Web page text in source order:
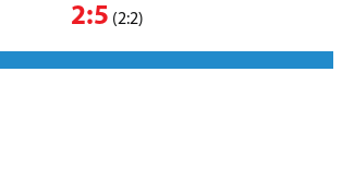
2:5 (2:2)